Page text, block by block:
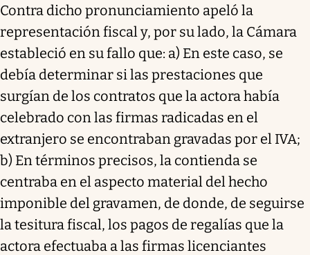
Contra dicho pronunciamiento apeló la
representación fiscal y, por su lado, la Cámara
estableció en su fallo que: a) En este caso, se
debía determinar si las prestaciones que
surgían de los contratos que la actora había
celebrado con las firmas radicadas en el
extranjero se encontraban gravadas por el IVA;
b) En términos precisos, la contienda se
centraba en el aspecto material del hecho
imponible del gravamen, de donde, de seguirse
la tesitura fiscal, los pagos de regalías que la
actora efectuaba a las firmas licenciantes